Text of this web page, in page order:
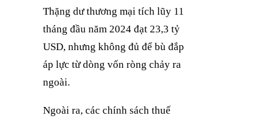
Thặng dư thương mại tích lũy 11
tháng đầu năm 2024 đạt 23,3 tỷ
USD, nhưng không đủ để bù đắp
áp lực từ dòng vốn ròng chảy ra
ngoài.
Ngoài ra, các chính sách thuế